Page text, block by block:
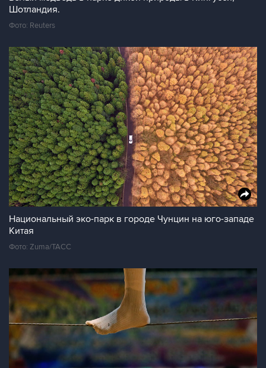
Шотландия.
Фото: Reuters
Национальный эко-парк в городе Чунцин на юго-западе
Китая
Фото: Zuma/ТАСС